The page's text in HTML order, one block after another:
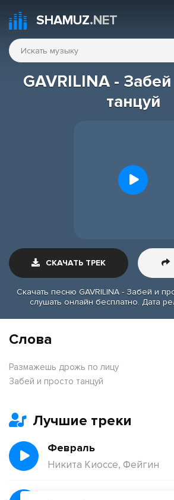
SHAMUZ.NET
GAVRILINA -
танцуй
СКАЧАТЬ ТРЕК
Скачать песню GAVRILINA - Забей и
слушать онлайн бесплатно. Дата
Слова
Размажешь дрожь по лицу
Забей и просто танцуй
Лучшие треки
Февраль
Никита Киоссе, Фейгин